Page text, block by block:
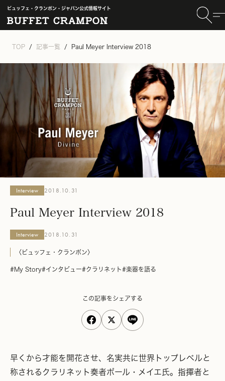
ビュッフェ・クランポン・ジャパン公式情報サイト
TOP 記事一覧 Paul Meyer Interview 2018
Interview 2018.10.31
〈ビュッフェ・クランポン〉
#My Story#インタビュー#クラリネット#楽器を語る
この記事をシェアする
Interview 2018.10.31
Paul Meyer Interview 2018
早くから才能を開花させ、名実共に世界トップレベルと
称されるクラリネット奏者ポール・メイエ氏。指揮者と